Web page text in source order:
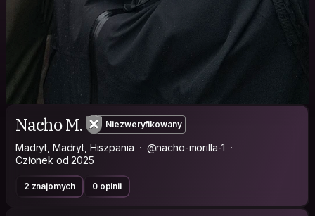
Nacho M. Niezweryfikowany
Madryt, Madryt, Hiszpania
@nacho-morilla-1
Członek od 2025
2 znajomych 0 opinii